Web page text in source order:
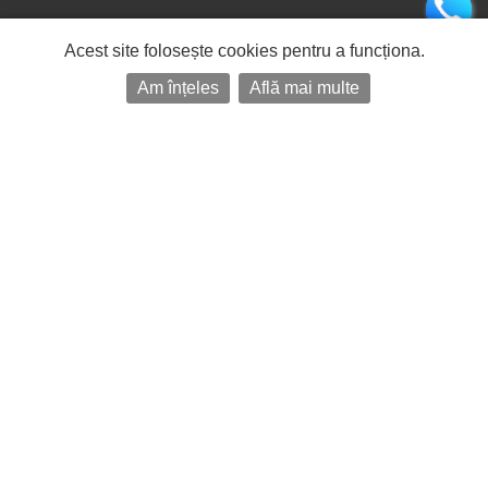
Acest site folosește cookies pentru a funcționa.
Am înțeles
Află mai multe